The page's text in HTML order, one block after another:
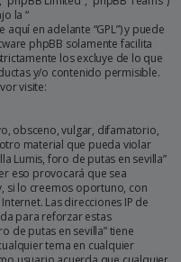
la “
aquí en adelante “GPL”) y puede
phpBB solamente facilita
los excluye de lo que
y/o contenido permisible.
visite:
obsceno, vulgar, difamatorio,
material que pueda violar
Lumis, foro de putas en sevilla”
eso provocará que sea
si lo creemos oportuno, con
Las direcciones IP de
para reforzar estas
de putas en sevilla” tiene
tema en cualquier